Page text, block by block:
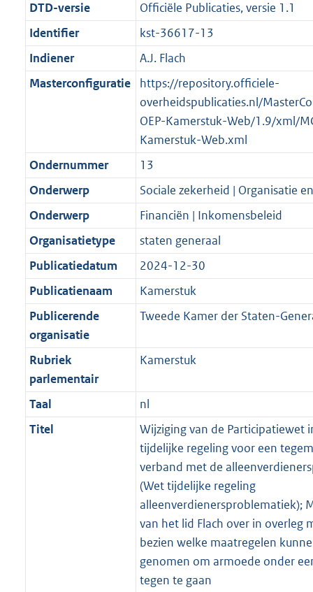
DTD-versie
Officiële Publicaties, versie 1.1
Identifier
kst-36617-13
Indiener
A.J. Flach
Masterconfiguratie
https://repository.officiele-
overheidspublicaties.nl/
OEP-Kamerstuk-Web/1.9/xml/
Kamerstuk-Web.xml
Ondernummer
13
Onderwerp
Sociale zekerheid | Organisatie
Onderwerp
Financiën | Inkomensbeleid
Organisatietype
staten generaal
Publicatiedatum
2024-12-30
Publicatienaam
Kamerstuk
Publicerende
organisatie
Tweede Kamer der Staten-
Rubriek
parlementair
Kamerstuk
Taal
nl
Titel
Wijziging van de Participatiewet
tijdelijke regeling voor een
verband met de
(Wet tijdelijke regeling
alleenverdienersproblematiek);
van het lid Flach over in overleg
bezien welke maatregelen
genomen om armoede onder
tegen te gaan